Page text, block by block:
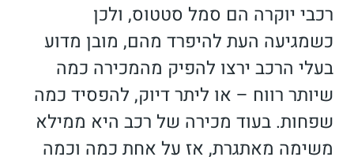
רכבי יוקרה הם סמל סטטוס, ולכן
כשמגיעה העת להיפרד מהם, מובן מדוע
בעלי הרכב ירצו להפיק מהמכירה כמה
שיותר רווח – או ליתר דיוק, להפסיד כמה
שפחות. בעוד מכירה של רכב היא ממילא
משימה מאתגרת, אז על אחת כמה וכמה